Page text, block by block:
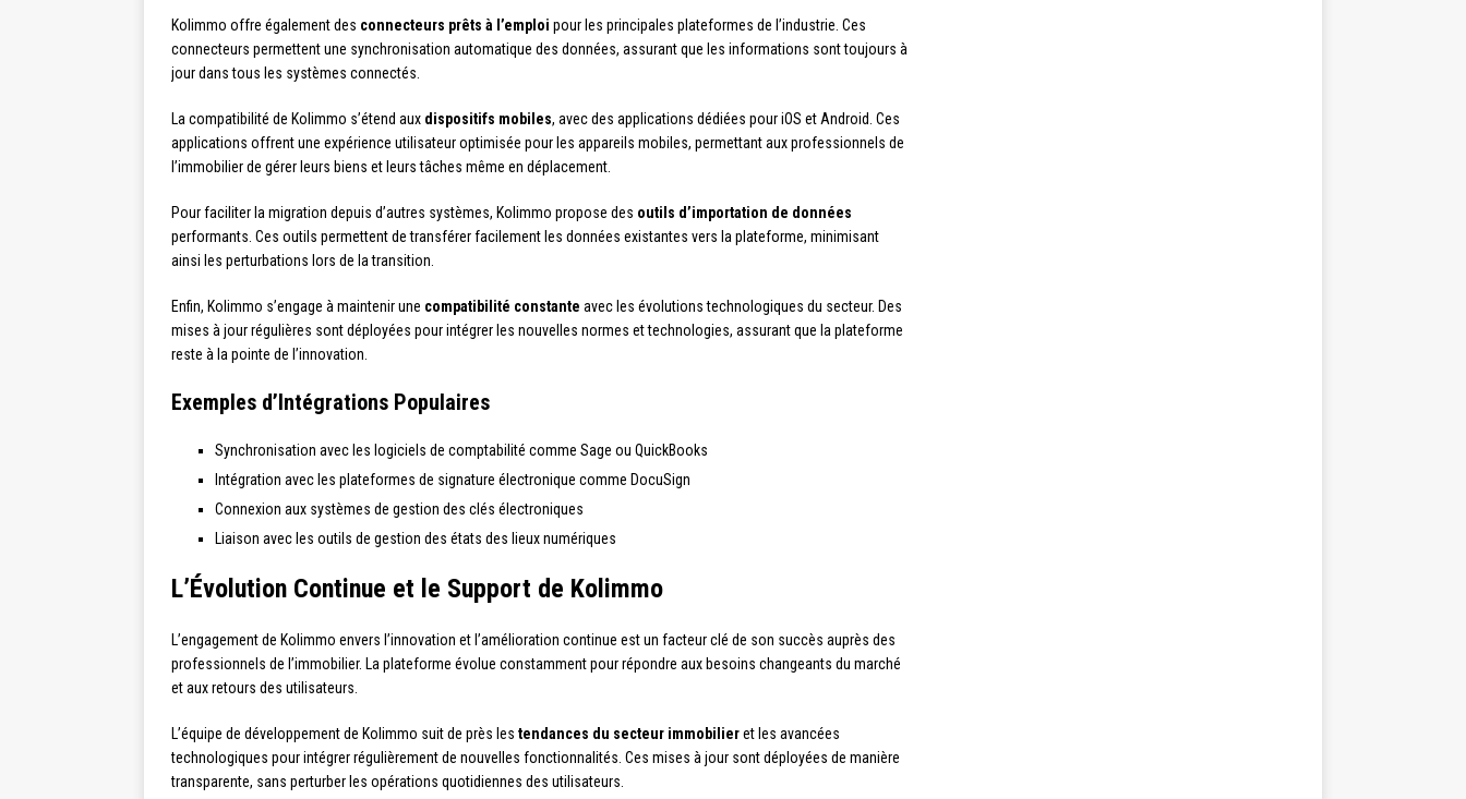
Kolimmo offre également des connecteurs prêts à l’emploi pour les principales plateformes de l’industrie. Ces
connecteurs permettent une synchronisation automatique des données, assurant que les informations sont toujours à
jour dans tous les systèmes connectés.
La compatibilité de Kolimmo s’étend aux dispositifs mobiles, avec des applications dédiées pour iOS et Android. Ces
applications offrent une expérience utilisateur optimisée pour les appareils mobiles, permettant aux professionnels de
l’immobilier de gérer leurs biens et leurs tâches même en déplacement.
Pour faciliter la migration depuis d’autres systèmes, Kolimmo propose des outils d’importation de données
performants. Ces outils permettent de transférer facilement les données existantes vers la plateforme, minimisant
ainsi les perturbations lors de la transition.
Enfin, Kolimmo s’engage à maintenir une compatibilité constante avec les évolutions technologiques du secteur. Des
mises à jour régulières sont déployées pour intégrer les nouvelles normes et technologies, assurant que la plateforme
reste à la pointe de l’innovation.
Exemples d’Intégrations Populaires
Synchronisation avec les logiciels de comptabilité comme Sage ou QuickBooks
Intégration avec les plateformes de signature électronique comme DocuSign
Connexion aux systèmes de gestion des clés électroniques
Liaison avec les outils de gestion des états des lieux numériques
L’Évolution Continue et le Support de Kolimmo
L’engagement de Kolimmo envers l’innovation et l’amélioration continue est un facteur clé de son succès auprès des
professionnels de l’immobilier. La plateforme évolue constamment pour répondre aux besoins changeants du marché
et aux retours des utilisateurs.
L’équipe de développement de Kolimmo suit de près les tendances du secteur immobilieret les avancées
technologiques pour intégrer régulièrement de nouvelles fonctionnalités. Ces mises à jour sont déployées de manière
transparente, sans perturber les opérations quotidiennes des utilisateurs.